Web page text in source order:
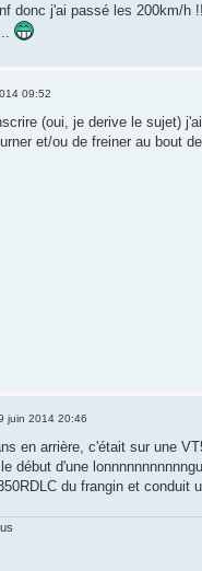
donc j'ai passé les 200km/h
09:52
(oui, je derive le sujet)
et/ou de freiner au bout
juin 2014 20:46
en arrière, c'était sur une
début d'une
du frangin et conduit